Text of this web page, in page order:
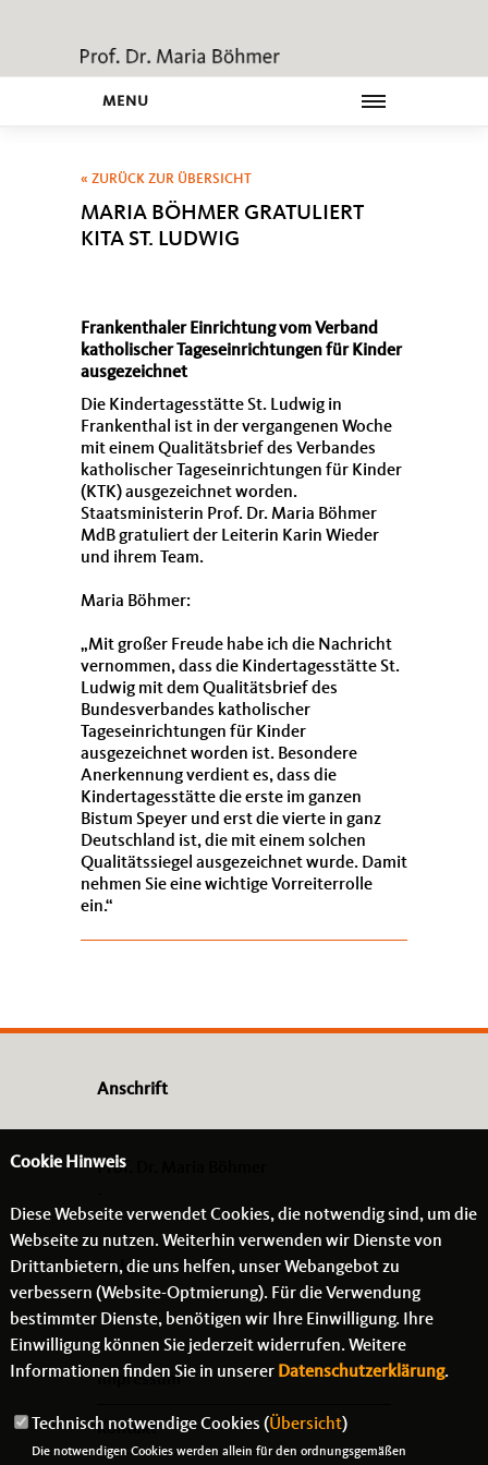
MENU
« ZURÜCK ZUR ÜBERSICHT
MARIA BÖHMER GRATULIERT
KITA ST. LUDWIG
Frankenthaler Einrichtung vom Verband
katholischer Tageseinrichtungen für Kinder
ausgezeichnet
Die Kindertagesstätte St. Ludwig in
Frankenthal ist in der vergangenen Woche
mit einem Qualitätsbrief des Verbandes
katholischer Tageseinrichtungen für Kinder
(KTK) ausgezeichnet worden.
Staatsministerin Prof. Dr. Maria Böhmer
MdB gratuliert der Leiterin Karin Wieder
und ihrem Team.
Maria Böhmer:
Mit großer Freude habe ich die Nachricht
vernommen, dass die Kindertagesstätte St.
Ludwig mit dem Qualitätsbrief des
Bundesverbandes katholischer
Tageseinrichtungen für Kinder
ausgezeichnet worden ist. Besondere
Anerkennung verdient es, dass die
Kindertagesstätte die erste im ganzen
Bistum Speyer und erst die vierte in ganz
Deutschland ist, die mit einem solchen
Qualitätssiegel ausgezeichnet wurde. Damit
nehmen Sie eine wichtige Vorreiterrolle
ein.“
Anschrift
Prof. Dr. Maria Böhmer
- -
Links
Impressum
Kontakt
Cookie Hinweis
Diese Webseite verwendet Cookies, die notwendig sind, um die
Webseite zu nutzen. Weiterhin verwenden wir Dienste von
Drittanbietern, die uns helfen, unser Webangebot zu
verbessern (Website-Optmierung). Für die Verwendung
bestimmter Dienste, benötigen wir Ihre Einwilligung. Ihre
Einwilligung können Sie jederzeit widerrufen. Weitere
Informationen finden Sie in unserer Datenschutzerklärung.
Technisch notwendige Cookies (Übersicht)
Die notwendigen Cookies werden allein für den ordnungsgemäßen